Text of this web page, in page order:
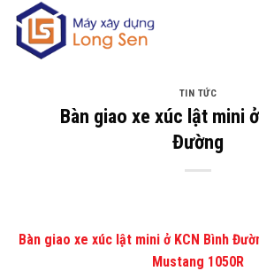
qua
TIN TỨC
Bàn giao xe xúc lật mini
Đường
Bàn giao xe xúc lật mini ở KCN Bình
Mustang 1050R